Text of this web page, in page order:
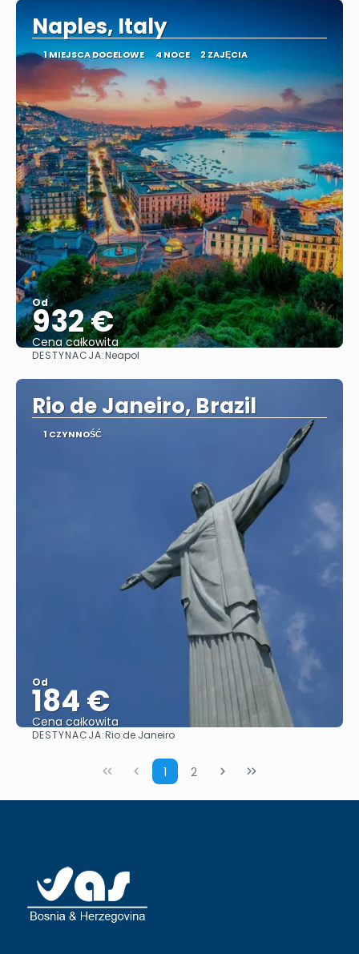
Naples, Italy
1 MIEJSCA DOCELOWE 4 NOCE 2 ZAJĘCIA
Od
932 €
Cena całkowita
DESTYNACJA:Neapol
Rio de Janeiro, Brazil
1 CZYNNOŚĆ
Od
184 €
Cena całkowita
Zobacz
DESTYNACJA:Rio de Janeiro
1 2